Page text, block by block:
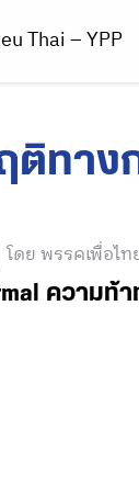
Thai – YPP
ติทาง
โดย พรรคเพื่อไท
ความท้